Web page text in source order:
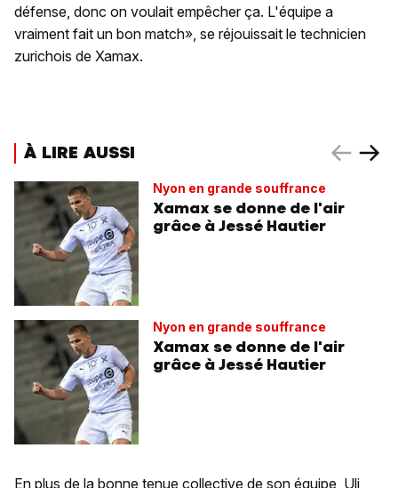
défense, donc on voulait empêcher ça. L'équipe a
vraiment fait un bon match», se réjouissait le technicien
zurichois de Xamax.
À LIRE AUSSI
Nyon en grande souffrance
Xamax se donne de l'air
grâce à Jessé Hautier
Nyon en grande souffrance
Xamax se donne de l'air
grâce à Jessé Hautier
En plus de la bonne tenue collective de son équipe, Uli